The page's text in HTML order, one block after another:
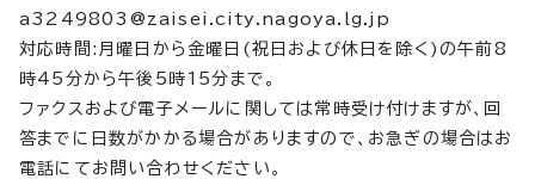
a3249803@zaisei.city.nagoya.lg.jp
対応時間:月曜日から金曜日(祝日および休日を除く)の午前8
時45分から午後5時15分まで。
ファクスおよび電子メールに関しては常時受け付けますが、回
答までに日数がかかる場合がありますので、お急ぎの場合はお
電話にてお問い合わせください。